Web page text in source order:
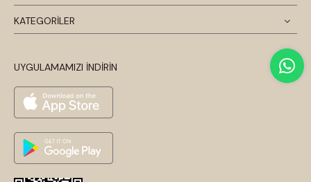
KATEGORİLER
UYGULAMAMIZI İNDİRİN